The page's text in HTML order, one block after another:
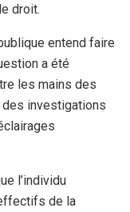
droit.
entend faire
a été
les mains des
investigations
l’individu
de la